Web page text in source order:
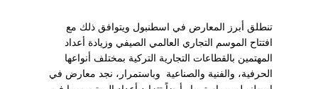
تنطلق أبرز المعارض في اسطنبول ويتوافق ذلك مع
افتتاح الموسم التجاري العالمي الصيفي وزيادة أعداد
المهتمين بالقطاعات التجارية التركية بمختلف أنواعها
الحرفية، والفنية والصناعية وباستمرار، نجد معارض في